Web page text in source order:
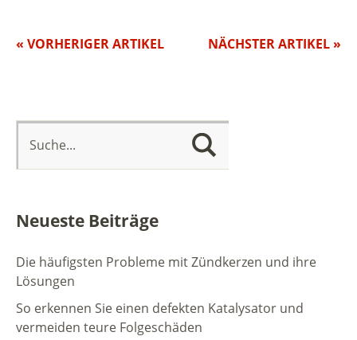
NÄCHSTER ARTIKEL »
« VORHERIGER ARTIKEL
Neueste Beiträge
Die häufigsten Probleme mit Zündkerzen und ihre
Lösungen
So erkennen Sie einen defekten Katalysator und
vermeiden teure Folgeschäden